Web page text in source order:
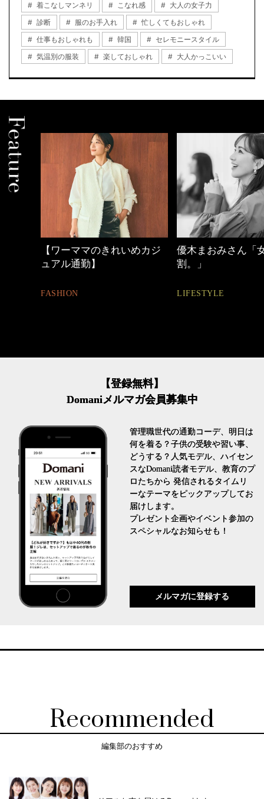
着こなしマンネリ こなれ感
大人の女子力
診断
服のお手入れ
忙しくてもおしゃれ
仕事もおしゃれも
韓国
セレモニースタイル
気温別の服装
楽しておしゃれ 大人かっこいい
優木まおみさん「女の時間
割。」
LIFESTYLE
40代の小顔メイク
【登録無料】
Domaniメルマガ会員募集中
管理職世代の通勤コーデ、明日は
何を着る？子供の受験や習い事、
どうする？人気モデル、ハイセン
スなDomani読者モデル、教育のプ
ロたちから 発信されるタイムリ
ーなテーマをピックアップしてお
届けします。
プレゼント企画やイベント参加の
スペシャルなお知らせも！
メルマガに登録する
Recommended
編集部のおすすめ